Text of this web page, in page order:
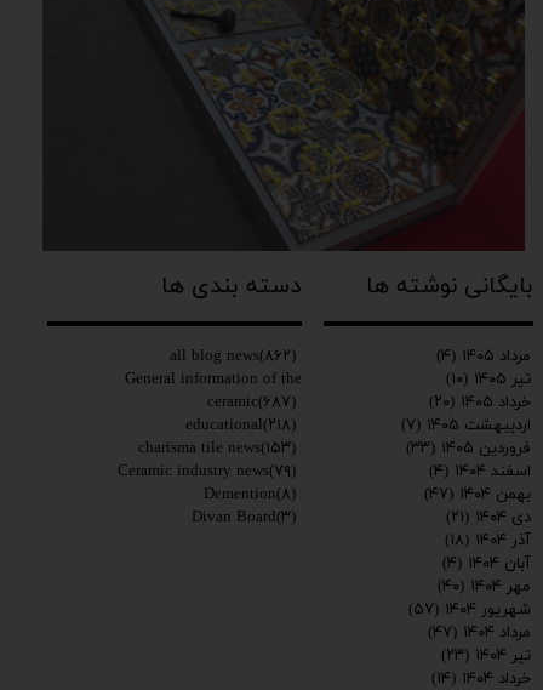
بایگانی نوشته ها دسته بندی ها
all blog news(۸۶۲)
General information of the
ceramic(۶۸۷)
educational(۲۱۸)
charisma tile news(۱۵۳)
Ceramic industry news(۷۹)
Demention(۸)
Divan Board(۳)
مرداد ۱۴۰۵
(۴)
تیر ۱۴۰۵
(۱۰)
خرداد ۱۴۰۵
(۲۰)
اردیبهشت ۱۴۰۵
(۷)
فروردین ۱۴۰۵
(۳۳)
اسفند ۱۴۰۴
(۴)
بهمن ۱۴۰۴
(۴۷)
دی ۱۴۰۴
(۲۱)
آذر ۱۴۰۴
(۱۸)
آبان ۱۴۰۴
(۴)
مهر ۱۴۰۴
(۴۰)
شهریور ۱۴۰۴
(۵۷)
مرداد ۱۴۰۴
(۴۷)
تیر ۱۴۰۴
(۲۳)
خرداد ۱۴۰۴
(۱۴)